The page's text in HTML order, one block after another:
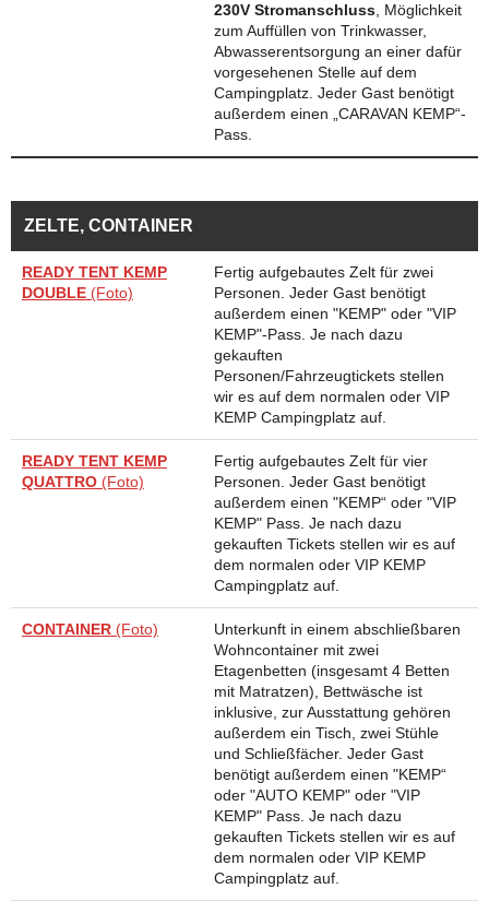
230V Stromanschluss, Möglichkeit
zum Auffüllen von Trinkwasser,
Abwasserentsorgung an einer dafür
vorgesehenen Stelle auf dem
Campingplatz. Jeder Gast benötigt
außerdem einen „CARAVAN KEMP“-
Pass.
ZELTE, CONTAINER
READY TENT KEMP
DOUBLE (Foto)
Fertig aufgebautes Zelt für zwei
Personen. Jeder Gast benötigt
außerdem einen "KEMP" oder "VIP
KEMP"-Pass. Je nach dazu
gekauften
Personen/Fahrzeugtickets stellen
wir es auf dem normalen oder VIP
KEMP Campingplatz auf.
READY TENT KEMP
QUATTRO (Foto)
Fertig aufgebautes Zelt für vier
Personen. Jeder Gast benötigt
außerdem einen "KEMP“ oder "VIP
KEMP" Pass. Je nach dazu
gekauften Tickets stellen wir es auf
dem normalen oder VIP KEMP
Campingplatz auf.
CONTAINER (Foto)
Unterkunft in einem abschließbaren
Wohncontainer mit zwei
Etagenbetten (insgesamt 4 Betten
mit Matratzen), Bettwäsche ist
inklusive, zur Ausstattung gehören
außerdem ein Tisch, zwei Stühle
und Schließfächer. Jeder Gast
benötigt außerdem einen "KEMP“
oder "AUTO KEMP" oder "VIP
KEMP" Pass. Je nach dazu
gekauften Tickets stellen wir es auf
dem normalen oder VIP KEMP
Campingplatz auf.